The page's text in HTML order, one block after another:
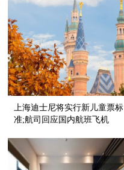
上海迪士尼将实行新儿童票标
准;航司回应国内航班飞机
扬州